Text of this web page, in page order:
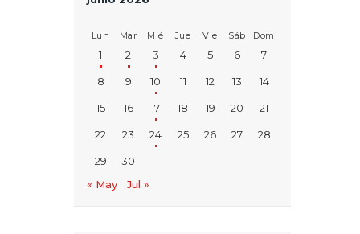
Lun Mar Mié Jue Vie Sáb Dom
1 2 3 4 5 6 7
8 9 10 11 12 13 14
15 16 17 18 19 20 21
22 23 24 25 26 27 28
29
30
« May
Jul »